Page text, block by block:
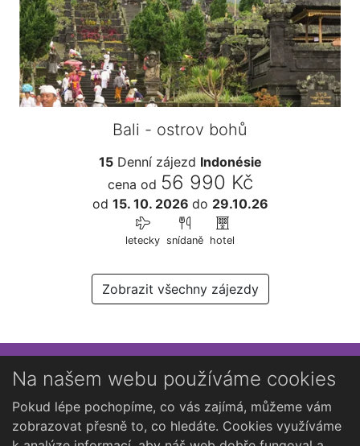
Bali - ostrov bohů
15Denní zájezd Indonésie
cena od 56 990 Kč
od 15. 10. 2026 do 29.10.26
letecky snídaně hotel
Zobrazit všechny zájezdy
Přihlaste se k newsletteru
Chcete dostávat občasné novinky o Kutné Hoře?
Na našem webu používáme cookies
Pokud lépe pochopíme, co vás zajímá, můžeme vám
zobrazovat přesně to, co hledáte. Cookies využíváme